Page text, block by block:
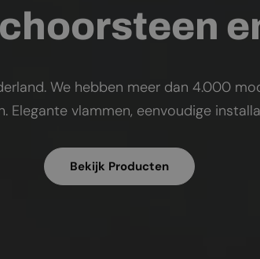
We hebben meer dan 4.000
Elegante vlammen, eenvoudige
Bekijk Producten